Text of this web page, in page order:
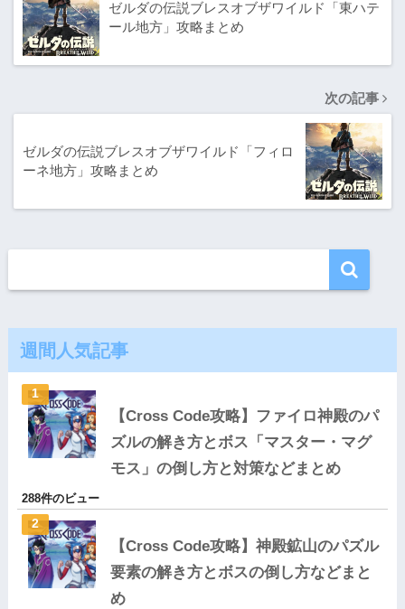
ゼルダの伝説ブレスオブザワイルド「東ハテ
ール地方」攻略まとめ
次の記事
ゼルダの伝説ブレスオブザワイルド「フィロ
ーネ地方」攻略まとめ
週間人気記事
【Cross Code攻略】ファイロ神殿のパ
ズルの解き方とボス「マスター・マグ
モス」の倒し方と対策などまとめ
288件のビュー
【Cross Code攻略】神殿鉱山のパズル
要素の解き方とボスの倒し方などまと
め